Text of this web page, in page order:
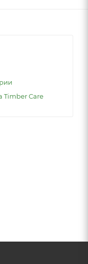
Timber Care